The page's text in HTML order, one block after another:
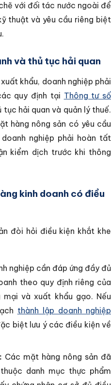
với đối tác nước ngoài để
thuật và yêu cầu riêng biệt
và thủ tục hải quan
khẩu, doanh nghiệp phải
quy định tại Thông tư số
tục hải quan và quản lý thuế.
hàng nông sản có yêu cầu
nghiệp phải hoàn tất
kiểm dịch trước khi thông
kinh doanh có điều
đòi hỏi điều kiện khắt khe
nghiệp cần đáp ứng đầy đủ
theo quy định riêng của
và xuất khẩu gạo. Nếu
thành lập doanh nghiệp
biệt lưu ý các điều kiện về
Các mặt hàng nông sản đã
danh mục thực phẩm